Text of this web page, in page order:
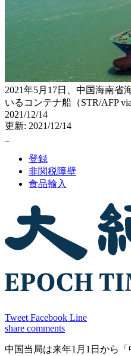
2021年5月17日、中国海南省
いるコンテナ船（STR/AFP via
2021/12/14
更新: 2021/12/14
登録
非関税障壁
食品輸入
Tweet Facebook Line
share comments
中国当局は来年1月1日から